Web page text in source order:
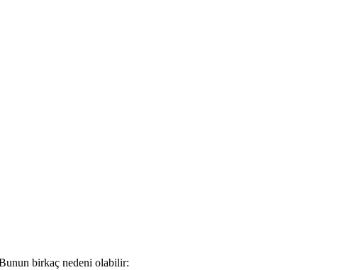
birkaç nedeni olabilir: